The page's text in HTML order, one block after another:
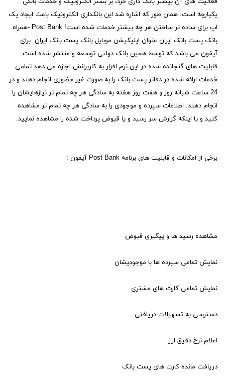
یکپارچه است. همان طور که اشاره شد این بانکداری الکترونیک باعث ایجاد یک
اپ برای ساده تر ساختن هر چه بیشتر خدمات شده است! Post Bank -همراه
بانک پست بانک ایران عنوان اپلیکیشن موبایل بانک پست بانک ایران برای
آیفون می باشد که توسط همین بانک دولتی توسعه و منتشر شده است.
قابلیت های گنجانده شده در این نرم افزار به کاربرانش اجازه می دهد تمامی
خدمات ارائه شده در دفاتر پست بانک را به صورت غیر حضوری انجام دهند و در
24 ساعت شبانه روز و هفت روز هفته به سادگی هر چه تمام تر نیازهایشان را
انجام دهند. اطلاعات سپرده و موجودی را به سادگی هر چه تمام تر مشاهده
کنید و یا اینکه گزارش سر رسید و یا قبوض پرداخت شده را مشاهده نمایید.
برخی از امکانات و قابلیت های برنامه Post Bank آیفون :
مشاهده رسید ها و پیگیری قبوض
نمایش تمامی سپرده ها با موجودیشان
نمایش تمامی کارت های مشتری
دسترسی به تسهیلات دریافتی
اعلام نرخ دقیق ارز
دریافت مانده کارت های پست بانک